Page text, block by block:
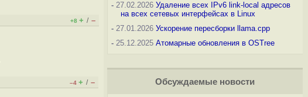
+8 + / –
–4 + / –
-27.02.2026 Удаление всех IPv6 link-local адресов
на всех сетевых интерфейсах в Linux
-27.01.2026 Ускорение пересборки llama.cpp
-25.12.2025 Атомарные обновления в OSTree
Обсуждаемые новости